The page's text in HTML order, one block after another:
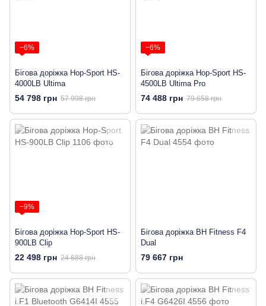
−6%
Бігова доріжка Hop-Sport HS-
4000LB Ultima
54 798 грн 57 998 грн
−6%
Бігова доріжка Hop-Sport HS-
4500LB Ultima Pro
74 488 грн 79 658 грн
−9%
Бігова доріжка Hop-Sport HS-
900LB Clip
22 498 грн 24 688 грн
Бігова доріжка BH Fitness F4
Dual
79 667 грн